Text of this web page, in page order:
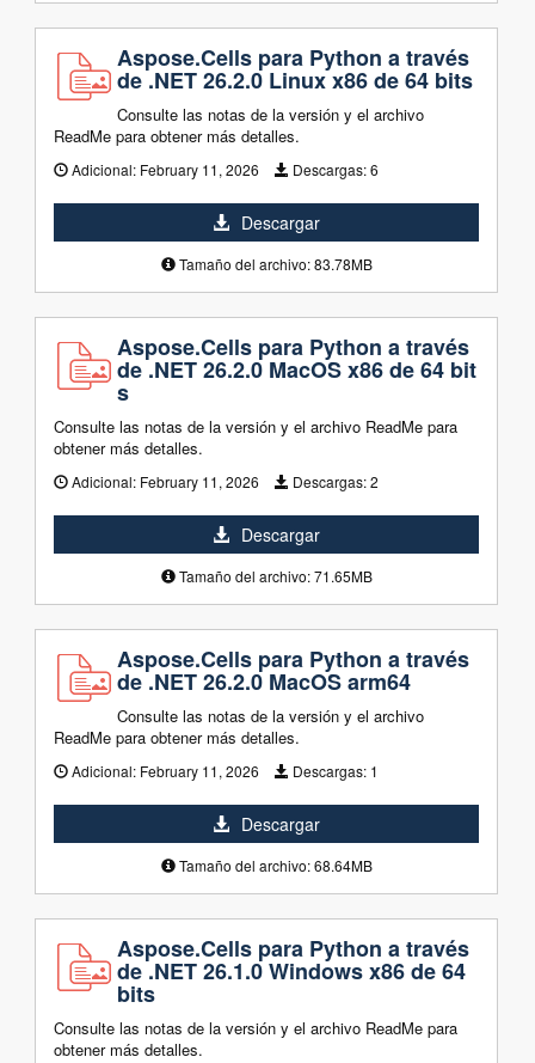
Aspose.Cells para Python a través
de .NET 26.2.0 Linux x86 de 64 bits
Consulte las notas de la versión y el archivo
ReadMe para obtener más detalles.
Adicional: February 11, 2026 Descargas:6
Descargar
Tamaño del archivo: 83.78MB
Aspose.Cells para Python a través
de .NET 26.2.0 MacOS x86 de 64 bit
s
Consulte las notas de la versión y el archivo ReadMe para
obtener más detalles.
Adicional: February 11, 2026 Descargas:2
Descargar
Tamaño del archivo: 71.65MB
Aspose.Cells para Python a través
de .NET 26.2.0 MacOS arm64
Consulte las notas de la versión y el archivo
ReadMe para obtener más detalles.
Adicional: February 11, 2026 Descargas: 1
Descargar
Tamaño del archivo: 68.64MB
Aspose.Cells para Python a través
de .NET 26.1.0 Windows x86 de 64
bits
Consulte las notas de la versión y el archivo ReadMe para
obtener más detalles.